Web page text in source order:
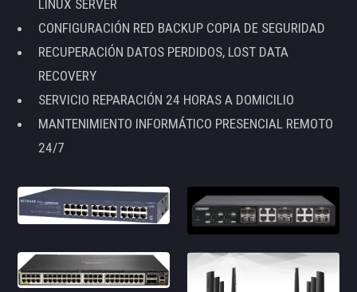
LINUX SERVER
CONFIGURACIÓN RED BACKUP COPIA DE SEGURIDAD
RECUPERACIÓN DATOS PERDIDOS, LOST DATA
RECOVERY
SERVICIO REPARACIÓN 24 HORAS A DOMICILIO
MANTENIMIENTO INFORMÁTICO PRESENCIAL REMOTO
24/7